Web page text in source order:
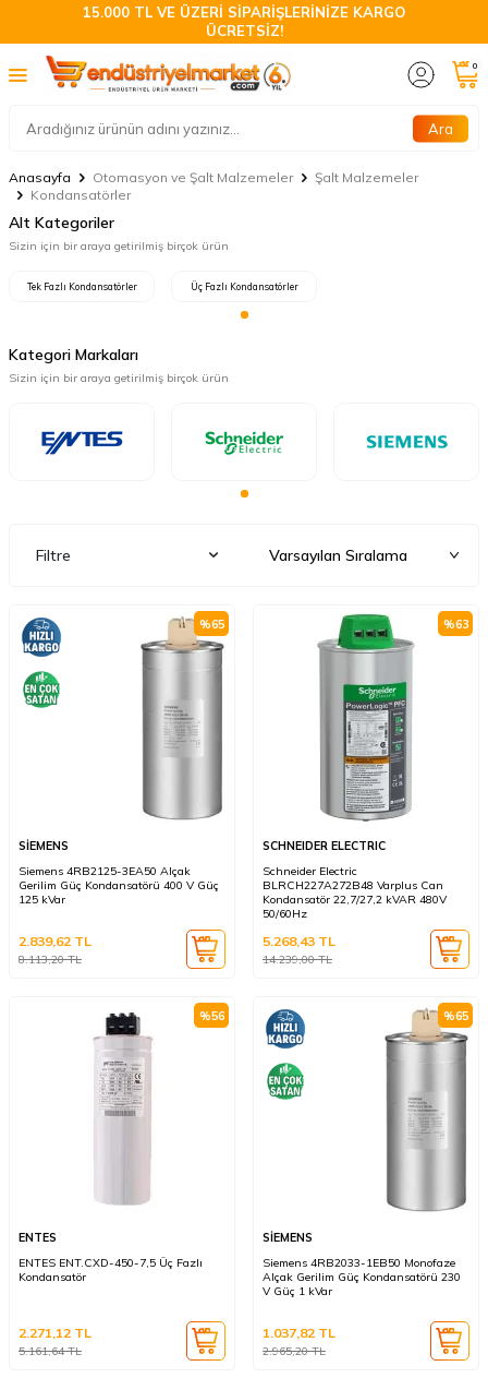
15.000 TL VE ÜZERİ SİPARİŞLERİNİZE KARGO
ÜCRETSİZ!
Ara
0
Anasayfa Otomasyon ve Şalt Malzemeler
Şalt Malzemeler
Kondansatörler
Alt Kategoriler
Sizin için bir araya getirilmiş birçok ürün
Tek Fazlı Kondansatörler Üç Fazlı Kondansatörler
Kategori Markaları
Sizin için bir araya getirilmiş birçok ürün
Filtre
%65
SİEMENS
Siemens 4RB2125-3EA50 Alçak
Gerilim Güç Kondansatörü 400 V Güç
125 kVar
8.113,20TL
2.839,62 TL
%63
SCHNEIDER ELECTRIC
Schneider Electric
BLRCH227A272B48 Varplus Can
Kondansatör 22,7/27,2 kVAR 480V
50/60Hz
14.239,00TL
5.268,43 TL
%56
ENTES
ENTES ENT.CXD-450-7,5 Üç Fazlı
Kondansatör
5.161,64TL
2.271,12 TL
%65
SİEMENS
Siemens 4RB2033-1EB50 Monofaze
Alçak Gerilim Güç Kondansatörü 230
V Güç 1 kVar
2.965,20TL
1.037,82 TL